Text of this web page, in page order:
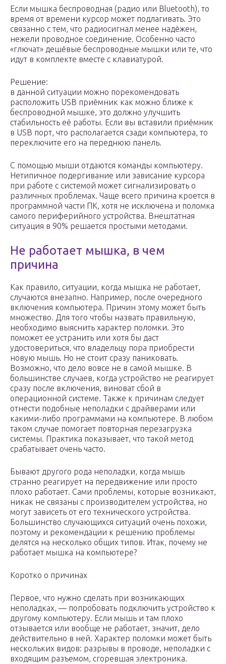
Если мышка беспроводная (радио или Bluetooth), то
время от времени курсор может подлагивать. Это
связанно с тем, что радиосигнал менее надёжен,
нежели проводное соединение. Особенно часто
«глючат» дешёвые беспроводные мышки или те, что
идут в комплекте вместе с клавиатурой.
Решение:
в данной ситуации можно порекомендовать
расположить USB приёмник как можно ближе к
беспроводной мышке, это должно улучшить
стабильность её работы. Если вы вставили приёмник
в USB порт, что располагается сзади компьютера, то
переключите его на переднюю панель.
С помощью мыши отдаются команды компьютеру.
Нетипичное подергивание или зависание курсора
при работе с системой может сигнализировать о
различных проблемах. Чаще всего причина кроется в
программной части ПК, хотя не исключена и поломка
самого периферийного устройства. Внештатная
ситуация в 90% решается простыми методами.
Не работает мышка, в чем
причина
Как правило, ситуации, когда мышка не работает,
случаются внезапно. Например, после очередного
включения компьютера. Причин этому может быть
множество. Для того чтобы назвать правильную,
необходимо выяснить характер поломки. Это
поможет ее устранить или хотя бы даст
удостовериться, что владельцу пора приобрести
новую мышь. Но не стоит сразу паниковать.
Возможно, что дело вовсе не в самой мышке. В
большинстве случаев, когда устройство не реагирует
сразу после включения, виноват сбой в
операционной системе. Также к причинам следует
отнести подобные неполадки с драйверами или
какими-либо программами на компьютере. В любом
таком случае помогает повторная перезагрузка
системы. Практика показывает, что такой метод
срабатывает очень часто.
Бывают другого рода неполадки, когда мышь
странно реагирует на передвижение или просто
плохо работает. Сами проблемы, которые возникают,
никак не связаны с производителем устройства, но
могут зависеть от его технического устройства.
Большинство случающихся ситуаций очень похожи,
поэтому и рекомендации к решению проблемы
делятся на несколько общих типов. Итак, почему не
работает мышка на компьютере?
Коротко о причинах
Первое, что нужно сделать при возникающих
неполадках, — попробовать подключить устройство к
другому компьютеру. Если мышь и там плохо
отзывается или вообще не работает, значит, дело
действительно в ней. Характер поломки может быть
нескольких видов: разрывы в проводе, неполадки с
входящим разъемом, сгоревшая электроника.